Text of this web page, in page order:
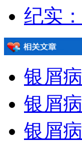
纪实
银屑
银屑
银屑